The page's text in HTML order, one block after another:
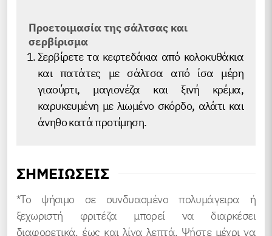
Προετοιμασία της σάλτσας και
σερβίρισμα
Σερβίρετε τα κεφτεδάκια από κολοκυθάκια
και πατάτες με σάλτσα από ίσα μέρη
γιαούρτι, μαγιονέζα και ξινή κρέμα,
καρυκευμένη με λιωμένο σκόρδο, αλάτι και
άνηθο κατά προτίμηση.
ΣΗΜΕΙΏΣΕΙΣ
*Το ψήσιμο σε συνδυασμένο πολυμάγειρα ή
ξεχωριστή φριτέζα μπορεί να διαρκέσει
διαφορετικά, έως και λίγα λεπτά. Ψήστε μέχρι να